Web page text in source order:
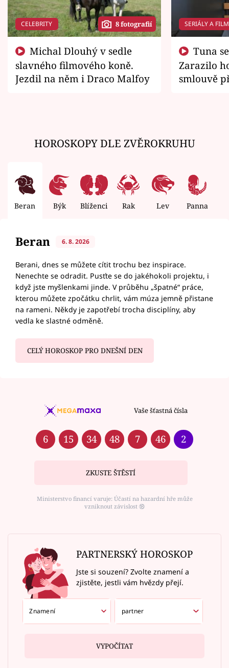
CELEBRITY 8 fotografií
slavného filmového koně.
Jezdil na něm i Draco Malfoy
SERIÁLY A
Zarazilo
smlouvě
HOROSKOPY DLE ZVĚROKRUHU
Beran Býk Blíženci Rak Lev Panna
Beran 6. 8. 2026
Berani, dnes se můžete cítit trochu bez inspirace.
Nenechte se odradit. Pusťte se do jakéhokoli projektu, i
když jste myšlenkami jinde. V průběhu „špatné“ práce,
kterou můžete zpočátku chrlit, vám múza jemně přistane
na rameni. Někdy je zapotřebí trocha disciplíny, aby
vedla ke slastné odměně.
CELÝ HOROSKOP PRO DNEŠNÍ DEN
Vaše šťastná čísla
6 15 34 48 7 46 2
ZKUSTE ŠTĚSTÍ
Ministerstvo financí varuje: Účastí na hazardní hře může
vzniknout závislost ⑱
PARTNERSKÝ HOROSKOP
Jste si souzení? Zvolte znamení a
zjistěte, jestli vám hvězdy přejí.
VYPOČÍTAT